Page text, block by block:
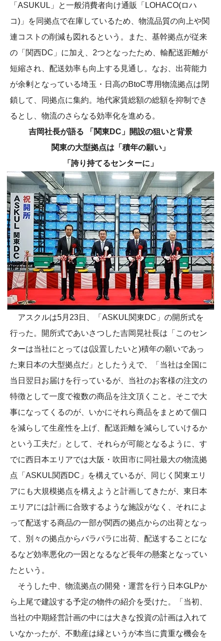
「ASUKUL」と一般消費者向け通販「LOHACO(ロハ
コ)」を同拠点で在庫しているため、物流品質の向上や関
連コストの削減も図れるという。また、基幹拠点が従来
の「関西DC」に加え、2つとなったため、輸配送距離が
短縮され、配送効率も向上する見通し。なお、出荷能力
が余剰となっている埼玉・日高のBtoC専用物流拠点は閉
鎖して、同拠点に集約。地代家賃総額の総額を抑制でき
るとし、物流のさらなる効率化を進める。
吉岡社長が語る 「関東DC」開設の狙いと背景
関東の大型拠点は「積年の願い」
「誇り持てるセンターに」
アスクルは5月23日、「ASKUL関東DC」の開所式を
行った。開所式であいさつした吉岡晃社長は「このセン
ターは当社にとっては(設置したいと)積年の願いであっ
た東日本の大型拠点だ」としたうえで、「当社は全国に
当日翌日お届けを行っているが、当社のお客様の注文の
特徴として一度で複数の商品を注文頂くこと。そこで大
事になってくるのが、いかにそれら商品をまとめて個口
を減らして生産性を上げ、配送距離を減らしていけるか
という工夫だ」として、それらが可能となるように、す
でに西日本エリアでは大阪・吹田市に同社最大の物流拠
点「ASKUL関西DC」を構えているが、同じく関東エリ
アにも大規模拠点を構えようと計画してきたが、東日本
エリアには計画に合致するような施設がなく、それによ
って配送する商品の一部が関西の拠点からの出荷となっ
て、別々の拠点からバラバラに出荷、配送することにな
るなど効率悪化の一因となるなど長年の懸案となってい
たという。
そうした中、物流拠点の開発・運営を行う日本GLPか
ら上尾で建設する予定の物件の紹介を受けた。「当初、
当社の中期経営計画の中には大きな投資の計画は入れて
いなかったが、不動産は縁というが本当に貴重な機会を